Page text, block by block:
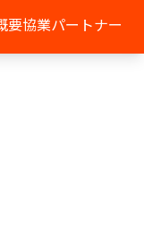
要協業パートナー